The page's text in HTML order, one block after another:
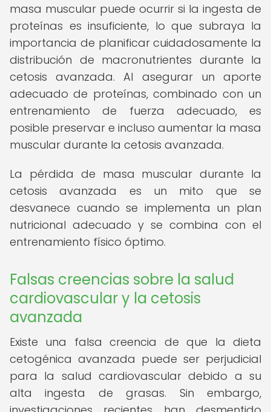
masa muscular puede ocurrir si la ingesta de
proteínas es insuficiente, lo que subraya la
importancia de planificar cuidadosamente la
distribución de macronutrientes durante la
cetosis avanzada. Al asegurar un aporte
adecuado de proteínas, combinado con un
entrenamiento de fuerza adecuado, es
posible preservar e incluso aumentar la masa
muscular durante la cetosis avanzada.
La pérdida de masa muscular durante la
cetosis avanzada es un mito que se
desvanece cuando se implementa un plan
nutricional adecuado y se combina con el
entrenamiento físico óptimo.
Falsas creencias sobre la salud
cardiovascular y la cetosis
avanzada
Existe una falsa creencia de que la dieta
cetogénica avanzada puede ser perjudicial
para la salud cardiovascular debido a su
alta ingesta de grasas. Sin embargo,